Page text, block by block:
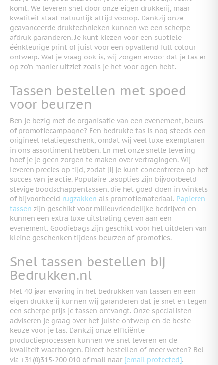
komt. We leveren snel door onze eigen drukkerij, maar
kwaliteit staat natuurlijk altijd voorop. Dankzij onze
geavanceerde druktechnieken kunnen we een scherpe
afdruk garanderen. Je kunt kiezen voor een subtiele
éénkleurige print of juist voor een opvallend full colour
ontwerp. Wat je vraag ook is, wij zorgen ervoor dat je tas er
op zo’n manier uitziet zoals je het voor ogen hebt.
Tassen bestellen met spoed
voor beurzen
Ben je bezig met de organisatie van een evenement, beurs
of promotiecampagne? Een bedrukte tas is nog steeds een
origineel relatiegeschenk, omdat wij veel luxe exemplaren
in ons assortiment hebben. En met onze snelle levering
hoef je je geen zorgen te maken over vertragingen. Wij
leveren precies op tijd, zodat jij je kunt concentreren op het
succes van je actie. Populaire tasopties zijn bijvoorbeeld
stevige boodschappentassen, die het goed doen in winkels
of bijvoorbeeld rugzakken als promotiemateriaal. Papieren
tassen zijn geschikt voor milieuvriendelijke bedrijven en
kunnen een extra luxe uitstraling geven aan een
evenement. Goodiebags zijn geschikt voor het uitdelen van
kleine geschenken tijdens beurzen of promoties.
Snel tassen bestellen bij
Bedrukken.nl
Met 40 jaar ervaring in het bedrukken van tassen en een
eigen drukkerij kunnen wij garanderen dat je snel en tegen
een scherpe prijs je tassen ontvangt. Onze specialisten
adviseren je graag over het juiste ontwerp en de beste
keuze voor je tas. Dankzij onze efficiënte
productieprocessen kunnen we snel leveren en de
kwaliteit waarborgen. Direct bestellen of meer weten? Bel
via +31(0)315-200 010 of mail naar [email protected].